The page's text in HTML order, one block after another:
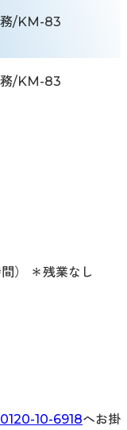
務/KM-83
務/KM-83
） ＊残業なし
0120-10-6918へお掛